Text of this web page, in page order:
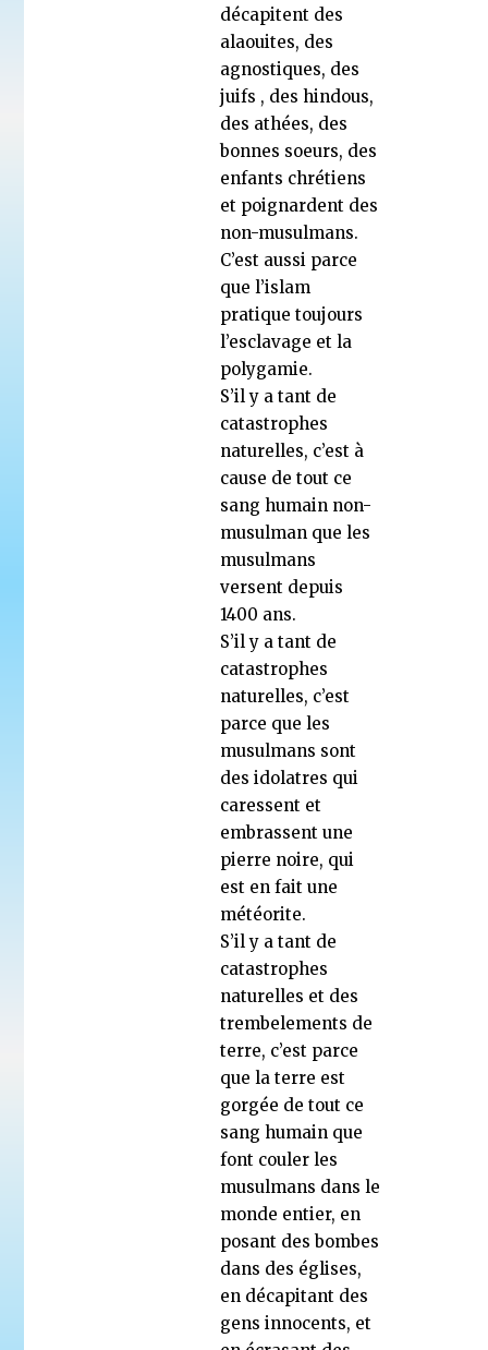
décapitent des
alaouites, des
agnostiques, des
juifs , des hindous,
des athées, des
bonnes soeurs, des
enfants chrétiens
et poignardent des
non-musulmans.
C’est aussi parce
que l’islam
pratique toujours
l’esclavage et la
polygamie.
S’il y a tant de
catastrophes
naturelles, c’est à
cause de tout ce
sang humain non-
musulman que les
musulmans
versent depuis
1400 ans.
S’il y a tant de
catastrophes
naturelles, c’est
parce que les
musulmans sont
des idolatres qui
caressent et
embrassent une
pierre noire, qui
est en fait une
météorite.
S’il y a tant de
catastrophes
naturelles et des
trembelements de
terre, c’est parce
que la terre est
gorgée de tout ce
sang humain que
font couler les
musulmans dans le
monde entier, en
posant des bombes
dans des églises,
en décapitant des
gens innocents, et